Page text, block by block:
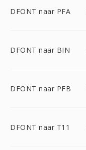
DFONT naar PFA
DFONT naar BIN
DFONT naar PFB
DFONT naar T11